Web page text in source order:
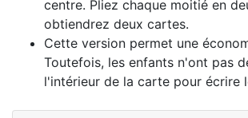
centre. Pliez chaque moitié en
obtiendrez deux cartes.
Cette version permet une
Toutefois, les enfants n'ont pas
l'intérieur de la carte pour écrire